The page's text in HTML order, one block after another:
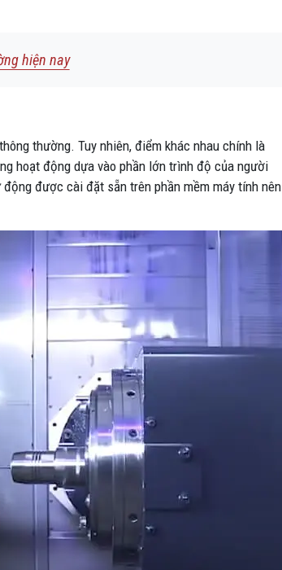
hiện nay
thường. Tuy nhiên, điểm khác nhau chính là
hoạt động dựa vào phần lớn trình độ của người
được cài đặt sẵn trên phần mềm máy tính nên